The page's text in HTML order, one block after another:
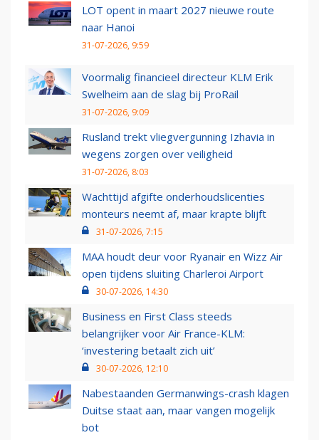
LOT opent in maart 2027 nieuwe route
naar Hanoi
31-07-2026, 9:59
Voormalig financieel directeur KLM Erik
Swelheim aan de slag bij ProRail
31-07-2026, 9:09
Rusland trekt vliegvergunning Izhavia in
wegens zorgen over veiligheid
31-07-2026, 8:03
Wachttijd afgifte onderhoudslicenties
monteurs neemt af, maar krapte blijft
31-07-2026, 7:15
MAA houdt deur voor Ryanair en Wizz Air
open tijdens sluiting Charleroi Airport
30-07-2026, 14:30
Business en First Class steeds
belangrijker voor Air France-KLM:
‘investering betaalt zich uit’
30-07-2026, 12:10
Nabestaanden Germanwings-crash klagen
Duitse staat aan, maar vangen mogelijk
bot